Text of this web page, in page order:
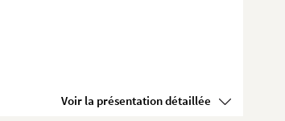
Voir la présentation détaillée